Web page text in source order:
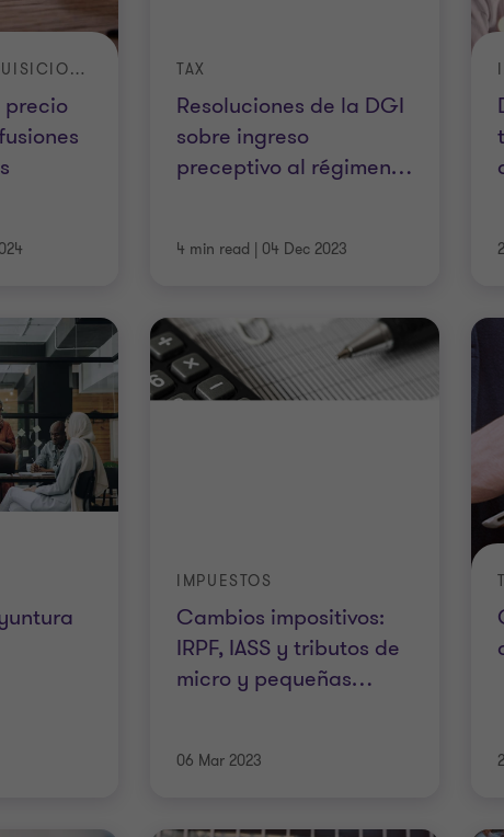
precio
FUSIONES Y ADQUISICIONES
Resoluciones de la DGI
sobre ingreso
preceptivo al régimen…
TAX
4 min read | 04 Dec 2023
Cambios impositivos:
IRPF, IASS y tributos de
micro y pequeñas…
IMPUESTOS
06 Mar 2023